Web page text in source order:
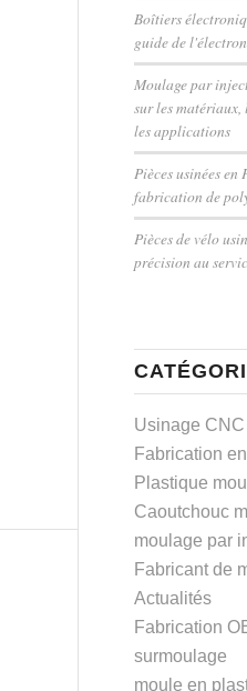
Boîtiers
guide de
Moulage par
sur les matériaux,
les applications
Pièces usinées
fabrication de
Pièces de vélo
précision au
Usinage
Fabrication
Plastique
Caoutchouc
moulage par
Fabricant de
Actualités
Fabrication
surmoulage
moule en